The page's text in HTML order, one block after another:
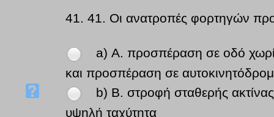
41. 41. Οι ανατροπές φορτηγών
a) Α. προσπέραση σε οδό
και προσπέραση σε
b) Β. στροφή σταθερής
υψηλή ταχύτητα